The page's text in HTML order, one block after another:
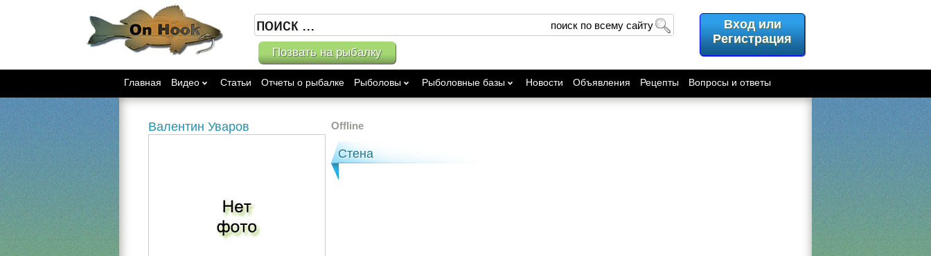
Позвать на рыбалку
поиск по всему сайту
Вход или
Регистрация
Главная Видео Статьи Отчеты о рыбалке Рыболовы Рыболовные базы Новости Объявления Рецепты Вопросы и ответы
Валентин Уваров Offline
Стена